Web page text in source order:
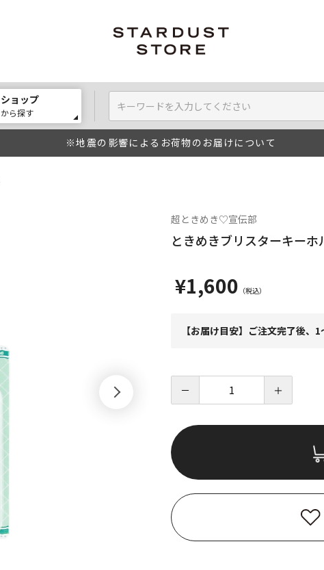
ショップ
から探す
※地震の影響によるお荷物のお届けについて
超ときめき♡宣伝部
ときめきブリスターキーホ
¥1,600
【お届け目安】ご注文完了後、
－ ＋